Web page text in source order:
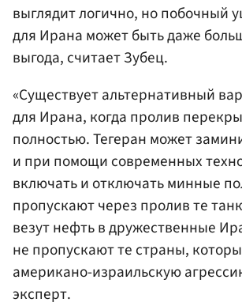
выглядит логично, но побочный
для Ирана может быть даже
выгода, считает Зубец.
«Существует альтернативный
для Ирана, когда пролив
полностью. Тегеран может
и при помощи современных
включать и отключать минные
пропускают через пролив те
везут нефть в дружественные
не пропускают те страны,
американо-израильскую
эксперт.